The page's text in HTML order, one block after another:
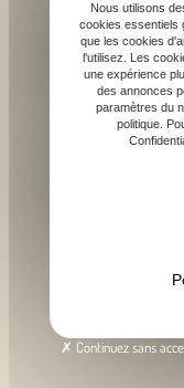
1043
Nous utilisons
cookies essentiels
que les cookies
l'utilisez. Les
une expérience
des annonces
paramètres du
politique.
Continuez sans